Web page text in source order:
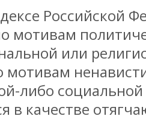
Российской
мотивам
или
мотивам
либо
в качестве